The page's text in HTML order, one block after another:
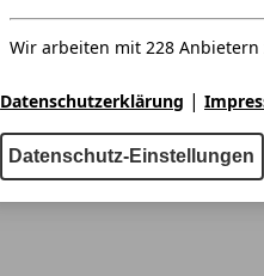
Wir arbeiten mit 228 Anbietern
Datenschutzerklärung |
Datenschutz-Einstellungen